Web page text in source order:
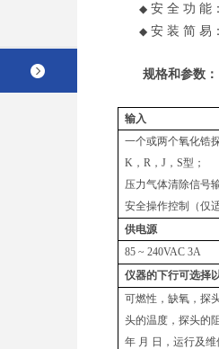
◆ 安 全 功 能
◆ 安 装 简 易
规格和参数：
输入
一个或两个氧化锆
K ， R ， J ， S型；
压力气体清除信号
安全操作控制（仅
供电源
85 ~ 240VAC 3A
仪器的下行可选择
可燃性，缺氧，探
头的温度，探头的
年 月 日，运行及